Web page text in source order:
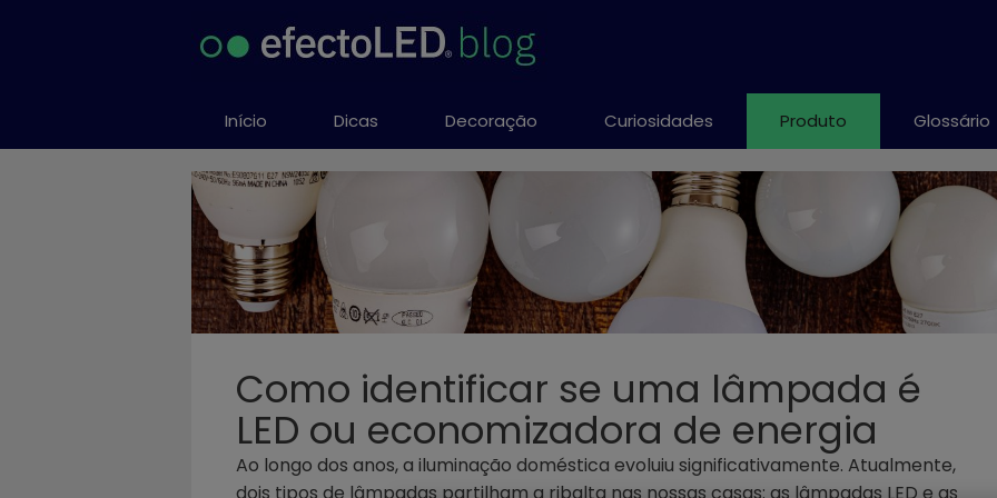
Início Dicas Decoração Curiosidades Produto Glossário
Como identificar se uma lâmpada é
LED ou economizadora de energia
Ao longo dos anos, a iluminação doméstica evoluiu significativamente. Atualmente,